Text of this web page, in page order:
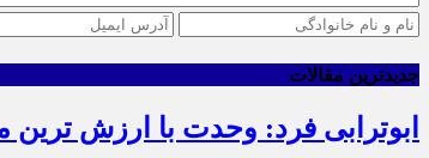
جدیدترین مقالات
ابوترابی فرد: وحدت با ارزش